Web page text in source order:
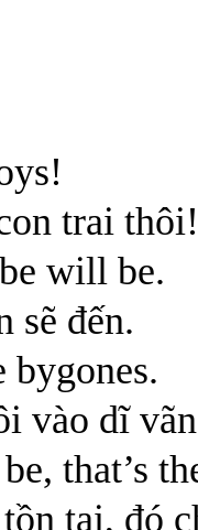
trai thôi!
will be.
sẽ đến.
bygones.
vào dĩ
that’s
tại, đó